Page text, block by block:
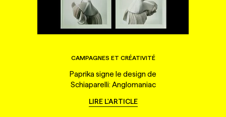
CAMPAGNES ET CRÉATIVITÉ
Paprika signe le design de
Schiaparelli: Anglomaniac
LIRE L'ARTICLE